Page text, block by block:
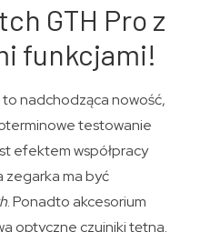
GTH Pro z
funkcjami!
nadchodząca nowość,
testowanie
efektem współpracy
zegarka ma być
. Ponadto akcesorium
optyczne czujniki tętna.